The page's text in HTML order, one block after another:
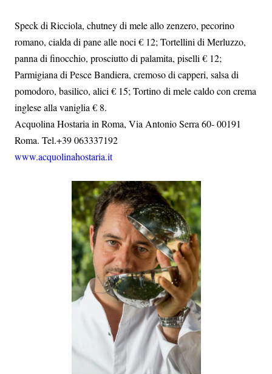
Speck di Ricciola, chutney di mele allo zenzero, pecorino
romano, cialda di pane alle noci € 12; Tortellini di Merluzzo,
panna di finocchio, prosciutto di palamita, piselli € 12;
Parmigiana di Pesce Bandiera, cremoso di capperi, salsa di
pomodoro, basilico, alici € 15; Tortino di mele caldo con crema
inglese alla vaniglia € 8.
Acquolina Hostaria in Roma, Via Antonio Serra 60- 00191
Roma. Tel.+39 063337192
www.acquolinahostaria.it